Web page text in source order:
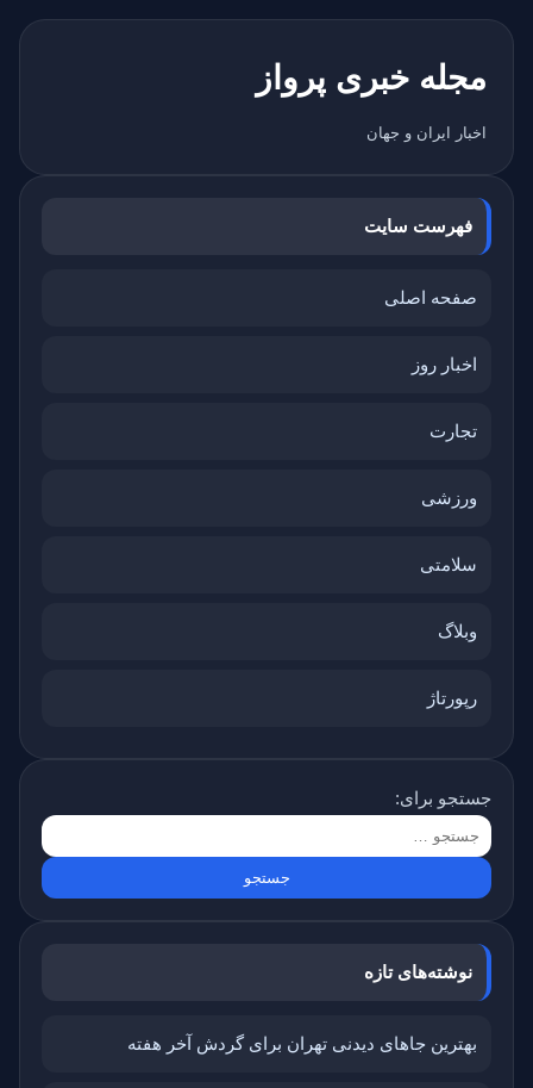
مجله خبری پرواز
اخبار ایران و جهان
فهرست سایت
صفحه اصلی
اخبار روز
تجارت
ورزشی
سلامتی
وبلاگ
رپورتاژ
جستجو برای:
نوشته‌های تازه
بهترین جاهای دیدنی تهران برای گردش آخر هفته